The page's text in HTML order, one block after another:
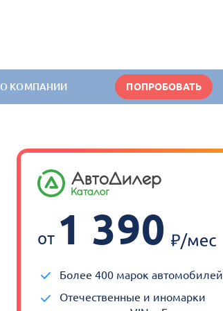
О КОМПАНИИ ПОПРОБОВАТЬ
от 1 390
Более 400 марок автомобилей
Отечественные и иномарки